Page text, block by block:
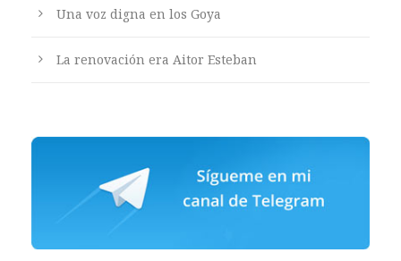
Una voz digna en los Goya
La renovación era Aitor Esteban